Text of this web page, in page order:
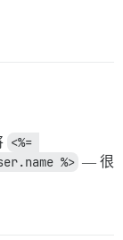
<%=
%> — 很